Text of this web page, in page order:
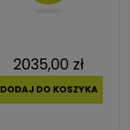
2035,00 zł
DODAJ DO KOSZYKA